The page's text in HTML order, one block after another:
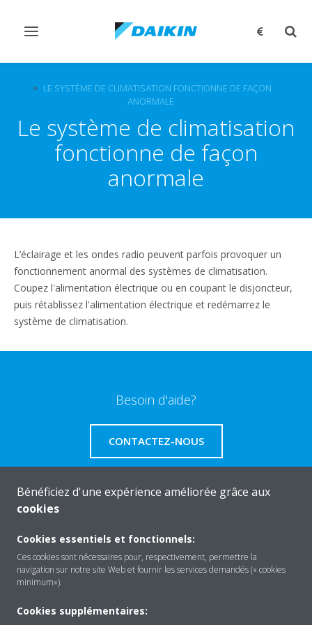
Afficher/masquer
LE SYSTÈME DE CLIMATISATION FONCTIONNE DE FAÇON
ANORMALE
Le système de climatisation
fonctionne de façon
anormale
L’éclairage et les ondes radio peuvent parfois provoquer un
fonctionnement anormal des systèmes de climatisation.
Coupez l'alimentation électrique ou en coupant le disjoncteur,
puis rétablissez l'alimentation électrique et redémarrez le
système de climatisation.
Besoin d'aide?
CONTACTEZ-NOUS
Solutions
Bénéficiez d'une expérience améliorée grâce aux
cookies
Cookies essentiels et fonctionnels:
Ces cookies sont nécessaires pour, respectivement, permettre la
navigation sur notre site Web et fournir les services demandés (« cookies
minimum»).
Cookies supplémentaires: